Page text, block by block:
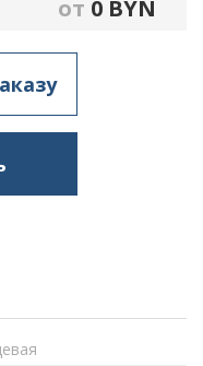
от 0 BYN